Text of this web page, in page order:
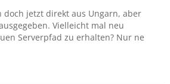
doch jetzt direkt aus Ungarn, aber
Vielleicht mal neu
Serverpfad zu erhalten? Nur ne